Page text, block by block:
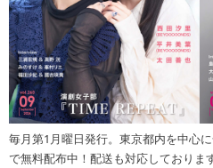
毎月第1月曜日発行。東京都内を中心
で無料配布中！配送も対応しております